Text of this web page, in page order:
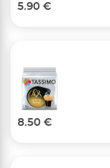
5.90 €
8.50 €